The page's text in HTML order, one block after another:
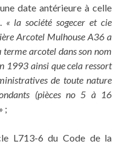
date antérieure à celle
« la société sogecer et cie
Arcotel Mulhouse A36 a
arcotel dans son nom
1993 ainsi que cela ressort
de toute nature
(pièces no 5 à 16
;
L713-6 du Code de la